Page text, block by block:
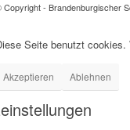
Copyright - Brandenburgischer
Seite benutzt
Akzeptieren Ablehnen